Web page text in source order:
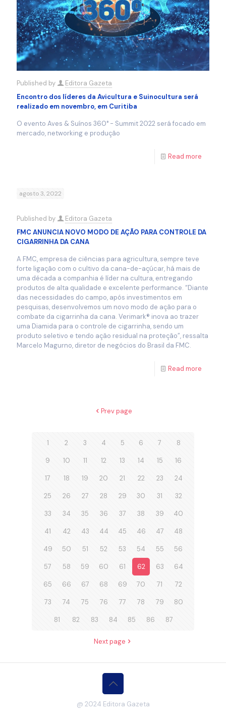
Published by
Editora Gazeta
Encontro dos líderes da Avicultura e Suinocultura será
realizado em novembro, em Curitiba
O evento Aves & Suínos 360° - Summit 2022 será focado em
mercado, networking e produção
Read more
agosto 3, 2022
Published by
Editora Gazeta
FMC ANUNCIA NOVO MODO DE AÇÃO PARA CONTROLE DA
CIGARRINHA DA CANA
A FMC, empresa de ciências para agricultura, sempre teve
forte ligação com o cultivo da cana-de-açúcar, há mais de
uma década a companhia é líder na cultura, entregando
produtos de alta qualidade e excelente performance. “Diante
das necessidades do campo, após investimentos em
pesquisas, desenvolvemos um novo modo de ação para o
combate da cigarrinha da cana. Verimark® inova ao trazer
uma Diamida para o controle de cigarrinha, sendo um
produto seletivo e tendo ação residual na proteção”, ressalta
Marcelo Magurno, diretor de negócios do Brasil da FMC.
Read more
Prev page
1 2 3 4 5 6 7 8
9 10 11 12 13 14 15 16
17 18 19 20 21 22 23 24
25 26 27 28 29 30 31 32
33 34 35 36 37 38 39 40
41 42 43 44 45 46 47 48
49 50 51 52 53 54 55 56
57 58 59 60 61 62 63 64
65 66 67 68 69 70 71 72
73 74 75 76 77 78 79 80
81 82 83 84 85 86 87
Next page
@ 2024 Editora Gazeta